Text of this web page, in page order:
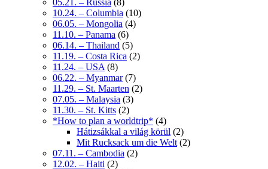
10.24. – Columbia (10)
06.05. – Mongolia (4)
11.10. – Panama (6)
06.14. – Thailand (5)
11.19. – Costa Rica (2)
11.24. – USA (8)
06.22. – Myanmar(7)
11.29. – St. Maarten (2)
07.05. – Malaysia (3)
11.30. – St. Kitts (2)
*How to plan a worldtrip* (4)
Hátizsákkal a világ körül (2)
Mit Rucksack um die Welt (2)
07.11. – Cambodia (2)
12.02. – Haiti (2)